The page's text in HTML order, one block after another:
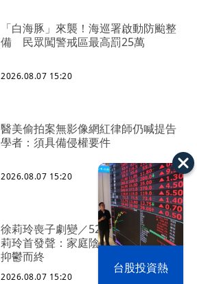
台股投資熱
「白海豚」來襲！海巡署啟動防颱整
備 民眾闖警戒區最高罰25萬
2026.08.07 15:20
醫美偷拍案無影像網紅律師仍喊提告
學者：須具備侵權要件
2026.08.07 15:20
徐莉玲喪子劇變／52歲長子輕生 徐
莉玲首發聲：家庭陰影、孤軍奮鬥、
抑鬱而終
2026.08.07 15:20